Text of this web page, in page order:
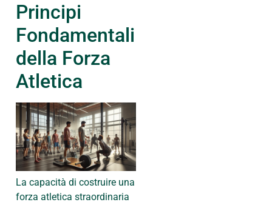
Principi
Fondamentali
della Forza
Atletica
La capacità di costruire una
forza atletica straordinaria